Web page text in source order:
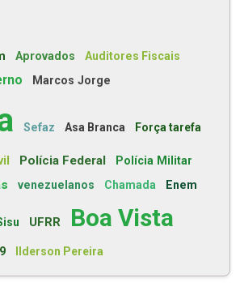
Aprovados Auditores Fiscais
Marcos Jorge
Sefaz Asa Branca Força tarefa
Polícia Federal Polícia Militar
venezuelanos Chamada Enem
UFRR Boa Vista
Ilderson Pereira